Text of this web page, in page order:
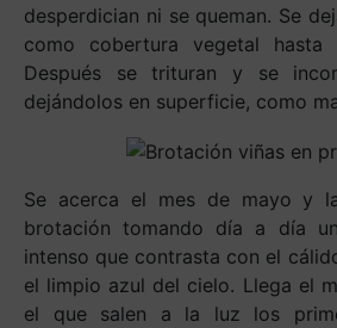
desperdician ni se queman. Se
como cobertura vegetal
Después se trituran y se
dejándolos en superficie, como
Se acerca el mes de mayo y
brotación tomando día a día
intenso que contrasta con el
el limpio azul del cielo. Llega el
el que salen a la luz los